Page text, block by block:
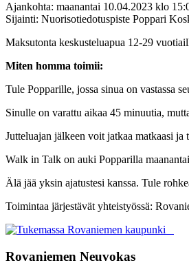
Ajankohta: maanantai 10.04.2023 klo
Sijainti: Nuorisotiedotuspiste Poppari
Maksutonta keskusteluapua 12-29
Miten homma toimii:
Tule Popparille, jossa sinua on vastassa
Sinulle on varattu aikaa 45 minuutia,
Jutteluajan jälkeen voit jatkaa matkaasi ja
Walk in Talk on auki Popparilla
Älä jää yksin ajatustesi kanssa. Tule
Toimintaa järjestävät yhteistyössä:
Rovaniemen Neuvokas